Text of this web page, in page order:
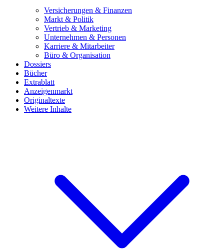
Versicherungen & Finanzen
Markt & Politik
Vertrieb & Marketing
Unternehmen & Personen
Karriere & Mitarbeiter
Büro & Organisation
Dossiers
Bücher
Extrablatt
Anzeigenmarkt
Originaltexte
Weitere Inhalte